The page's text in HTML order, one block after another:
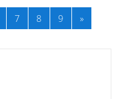
7 8 9 »Далее